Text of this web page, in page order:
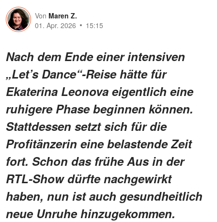
Von Maren Z.
01. Apr. 2026
15:15
Nach dem Ende einer intensiven
„Let’s Dance“-Reise hätte für
Ekaterina Leonova eigentlich eine
ruhigere Phase beginnen können.
Stattdessen setzt sich für die
Profitänzerin eine belastende Zeit
fort. Schon das frühe Aus in der
RTL-Show dürfte nachgewirkt
haben, nun ist auch gesundheitlich
neue Unruhe hinzugekommen.